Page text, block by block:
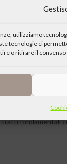
utilizziamo
tecnologie ci
o ritirare il
Culturale di
da Comunione e
fondamentali